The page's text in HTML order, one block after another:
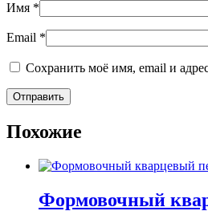
Имя *
Email *
Сохранить моё имя, email и
Похожие
Формовочный